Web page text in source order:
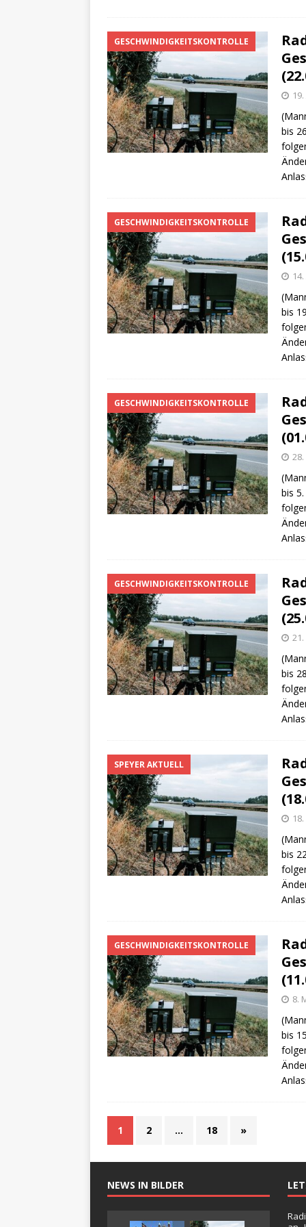
GESCHWINDIGKEITSKONTROLLE
bis
GESCHWINDIGKEITSKONTROLLE
bis
GESCHWINDIGKEITSKONTROLLE
bis
GESCHWINDIGKEITSKONTROLLE
bis
SPEYER AKTUELL
bis
GESCHWINDIGKEITSKONTROLLE
8.
bis
1 2 … 18 »
NEWS IN BILDER